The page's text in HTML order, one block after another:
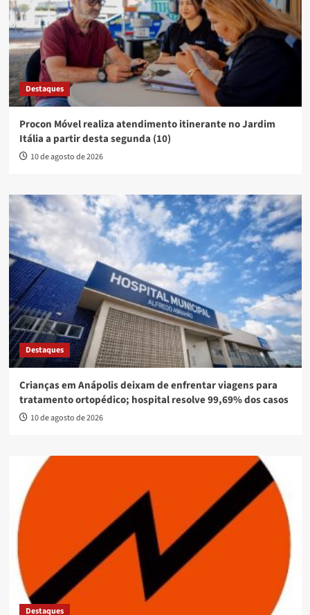
Destaques
Procon Móvel realiza atendimento itinerante no Jardim
Itália a partir desta segunda (10)
10 de agosto de 2026
Destaques
Crianças em Anápolis deixam de enfrentar viagens para
tratamento ortopédico; hospital resolve 99,69% dos casos
10 de agosto de 2026
Destaques